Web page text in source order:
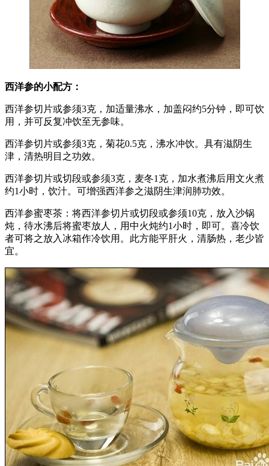
西洋参的小配方：
西洋参切片或参须3克，加适量沸水，加盖闷约5分钟，即可饮
用，并可反复冲饮至无参味。
西洋参切片或参须3克，菊花0.5克，沸水冲饮。具有滋阴生
津，清热明目之功效。
西洋参切片或切段或参须3克，麦冬1克，加水煮沸后用文火煮
约1小时，饮汁。可增强西洋参之滋阴生津润肺功效。
西洋参蜜枣茶：将西洋参切片或切段或参须10克，放入沙锅
炖，待水沸后将蜜枣放人，用中火炖约1小时，即可。喜冷饮
者可将之放入冰箱作冷饮用。此方能平肝火，清肠热，老少皆
宜。